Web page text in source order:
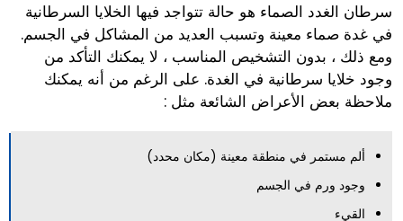
سرطان الغدد الصماء هو حالة تتواجد فيها الخلايا السرطانية
في غدة صماء معينة وتسبب العديد من المشاكل في الجسم.
ومع ذلك ، بدون التشخيص المناسب ، لا يمكنك التأكد من
وجود خلايا سرطانية في الغدة. على الرغم من أنه يمكنك
ملاحظة بعض الأعراض الشائعة مثل :
ألم مستمر في منطقة معينة (مكان محدد)
وجود ورم في الجسم
القيء